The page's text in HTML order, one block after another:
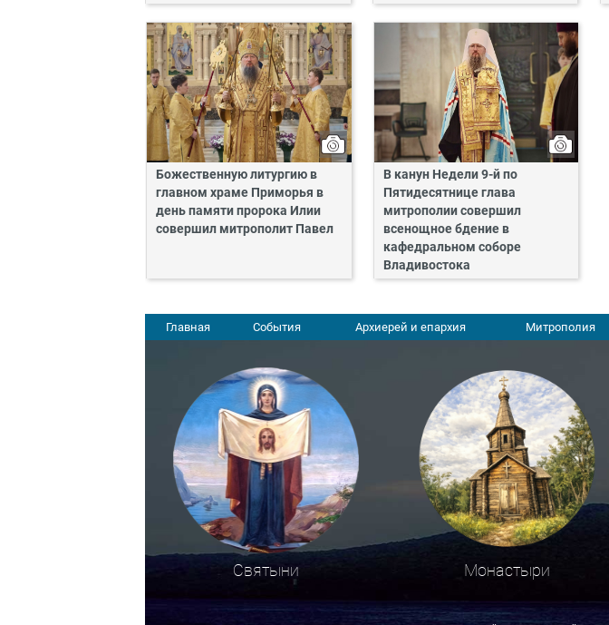
Божественную литургию в
главном храме Приморья в
день памяти пророка Илии
совершил митрополит Павел
В канун Недели 9-й по
Пятидесятнице глава
митрополии совершил
всенощное бдение в
кафедральном соборе
Владивостока
Главная События Архиерей и епархия Митрополия
Святыни Монастыри